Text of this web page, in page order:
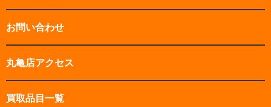
お問い合わせ
丸亀店アクセス
買取品目一覧